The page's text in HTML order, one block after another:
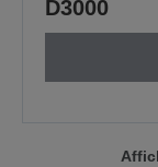
D3000